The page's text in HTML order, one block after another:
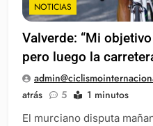
NOTICIAS
Valverde: “Mi
pero luego la
atrás
5 1 minutos
El murciano disputa